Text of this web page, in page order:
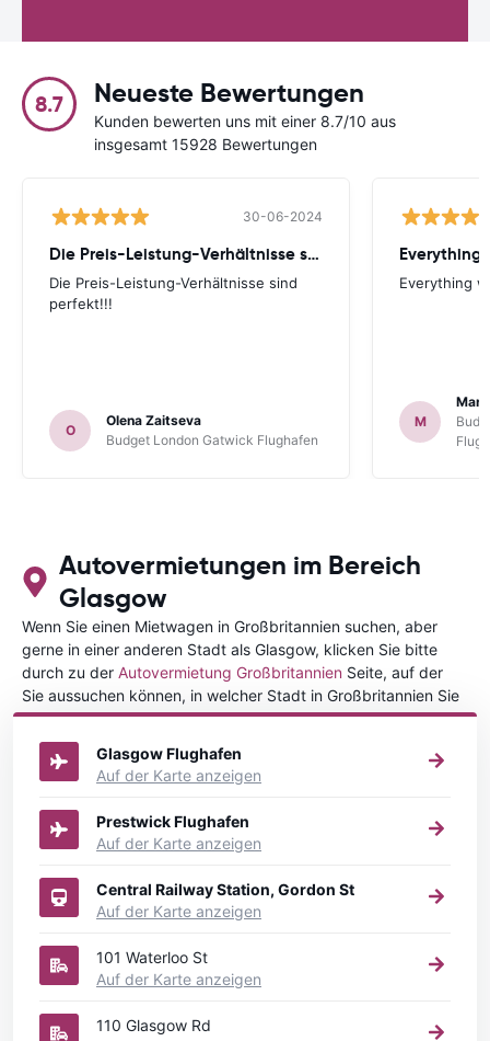
8.7 Neueste Bewertungen
Kunden bewerten uns mit einer 8.7/10 aus
insgesamt 15928 Bewertungen
30-06-2024
Die Preis-Leistung-Verhältnisse sind perfekt!!!
Die Preis-Leistung-Verhältnisse sind
perfekt!!!
O
Olena Zaitseva
Budget London Gatwick Flughafen
Everything
Everything
M
Autovermietungen im Bereich
Glasgow
Wenn Sie einen Mietwagen in Großbritannien suchen, aber
gerne in einer anderen Stadt als Glasgow, klicken Sie bitte
durch zu der Autovermietung Großbritannien Seite, auf der
Sie aussuchen können, in welcher Stadt in Großbritannien Sie
Ihr Fahrzeug mieten wollen.
Glasgow Flughafen
Auf der Karte anzeigen
Prestwick Flughafen
Auf der Karte anzeigen
Central Railway Station, Gordon St
Auf der Karte anzeigen
101 Waterloo St
Auf der Karte anzeigen
110 Glasgow Rd